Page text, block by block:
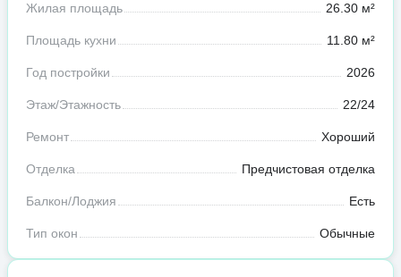
Жилая площадь 26.30 м²
Площадь кухни 11.80 м²
Год постройки 2026
Этаж/Этажность 22/24
Ремонт Хороший
Отделка Предчистовая отделка
Балкон/Лоджия Есть
Тип окон Обычные